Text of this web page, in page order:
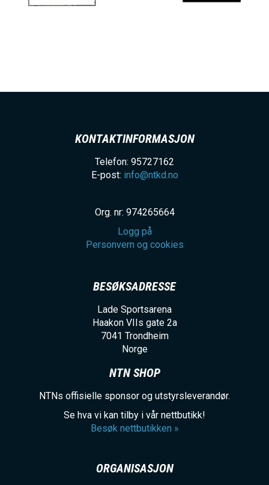
KONTAKTINFORMASJON
Telefon: 95727162
E-post: info@ntkd.no
Org. nr: 974265664
Logg på
Personvern og cookies
BESØKSADRESSE
Lade Sportsarena
Haakon VIIs gate 2a
7041 Trondheim
Norge
NTN SHOP
NTNs offisielle sponsor og utstyrsleverandør.
Se hva vi kan tilby i vår nettbutikk!
Besøk nettbutikken »
ORGANISASJON